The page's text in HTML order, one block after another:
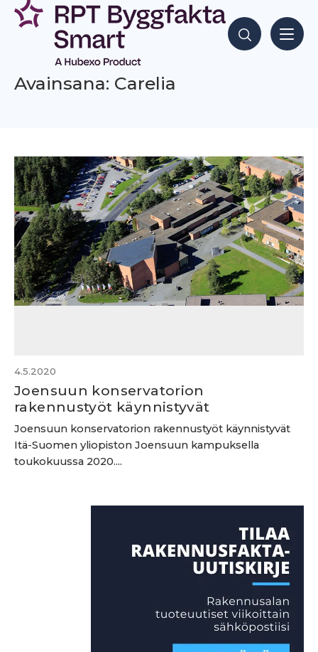
Siirry
sisältöön
Hae sisältöjä
Avainsana: Carelia
4.5.2020
Joensuun konservatorion
rakennustyöt käynnistyvät
Joensuun konservatorion rakennustyöt käynnistyvät
Itä-Suomen yliopiston Joensuun kampuksella
toukokuussa 2020....